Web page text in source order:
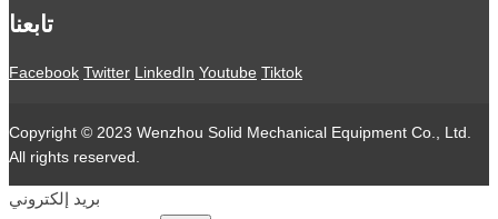
تابعنا
Facebook Twitter LinkedIn Youtube Tiktok
Copyright © 2023 Wenzhou Solid Mechanical Equipment Co., Ltd.
All rights reserved.
بريد إلكتروني